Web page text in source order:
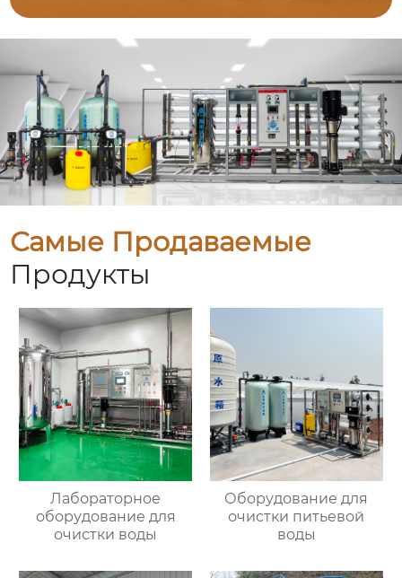
Самые Продаваемые
Продукты
Лабораторное
оборудование для
очистки воды
Оборудование для
очистки питьевой
воды